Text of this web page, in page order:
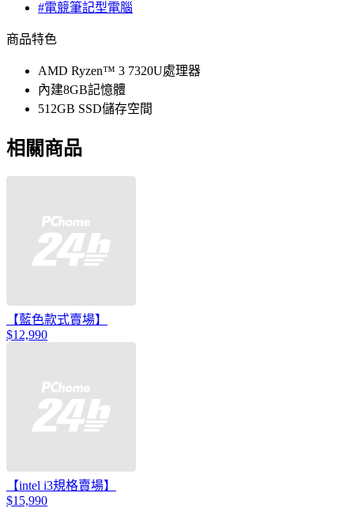
#電競筆記型電腦
商品特色
AMD Ryzen™ 3 7320U處理器
內建8GB記憶體
512GB SSD儲存空間
相關商品
【藍色款式賣場】
$12,990
【intel i3規格賣場】
$15,990